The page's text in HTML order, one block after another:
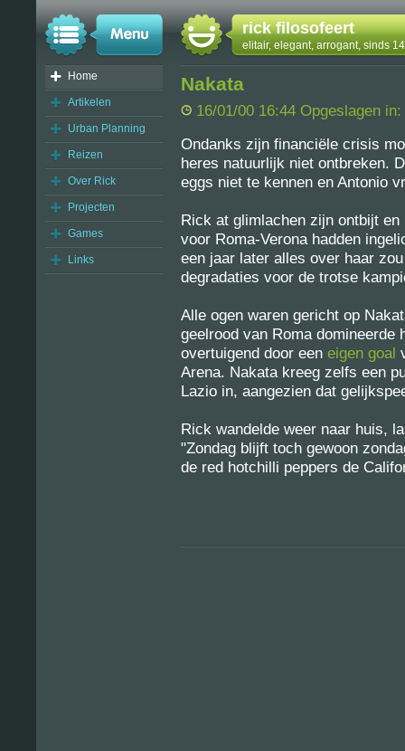
rick filosofeert
elitair, elegant, arrogant, sinds
Home
Artikelen
Urban Planning
Reizen
Over Rick
Projecten
Games
Links
Nakata
16/01/00 16:44 Opgeslagen in:
Ondanks zijn financiële crisis
heres natuurlijk niet ontbreken.
eggs niet te kennen en Antonio
Rick at glimlachen zijn ontbijt
voor Roma-Verona hadden
een jaar later alles over haar
degradaties voor de trotse
Alle ogen waren gericht op
geelrood van Roma
overtuigend door een eigen goal
Arena. Nakata kreeg zelfs een
Lazio in, aangezien dat
Rick wandelde weer naar huis,
"Zondag blijft toch gewoon
de red hotchilli peppers de